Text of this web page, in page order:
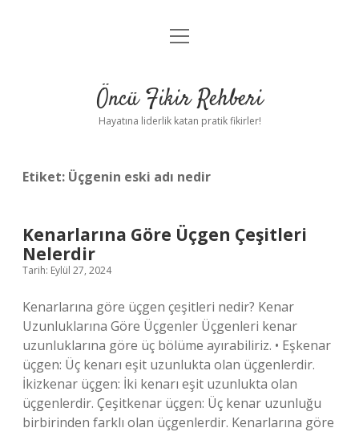
Anasayfa
Yasal Uyarı
menüyü
Öncü Fikir Rehberi
Hayatına liderlik katan pratik fikirler!
Etiket: Üçgenin eski adı nedir
Kenarlarına Göre Üçgen Çeşitleri
Nelerdir
Tarih: Eylül 27, 2024
Kenarlarına göre üçgen çeşitleri nedir? Kenar
Uzunluklarına Göre Üçgenler Üçgenleri kenar
uzunluklarına göre üç bölüme ayırabiliriz. • Eşkenar
üçgen: Üç kenarı eşit uzunlukta olan üçgenlerdir.
İkizkenar üçgen: İki kenarı eşit uzunlukta olan
üçgenlerdir. Çeşitkenar üçgen: Üç kenar uzunluğu
birbirinden farklı olan üçgenlerdir. Kenarlarına göre